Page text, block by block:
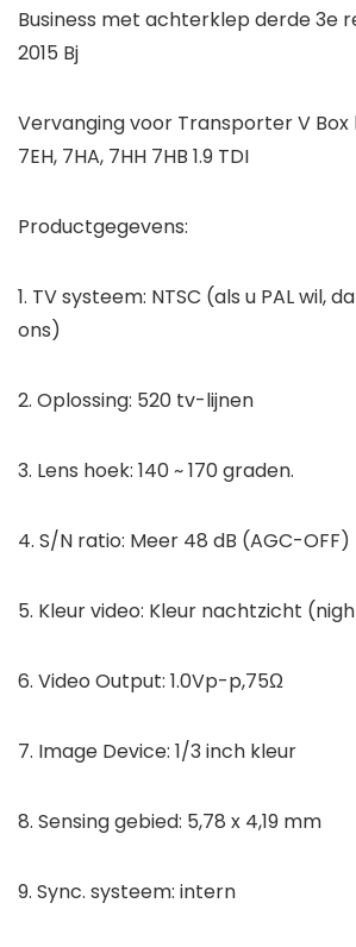
Business met achterklep derde 3e
2015 Bj
Vervanging voor Transporter V Box
7EH, 7HA, 7HH 7HB 1.9 TDI
Productgegevens:
1. TV systeem: NTSC (als u PAL wil,
ons)
2. Oplossing: 520 tv-lijnen
3. Lens hoek: 140 ~ 170 graden.
4. S/N ratio: Meer 48 dB (AGC-OFF)
5. Kleur video: Kleur nachtzicht
6. Video Output: 1.0Vp-p,75Ω
7. Image Device: 1/3 inch kleur
8. Sensing gebied: 5,78 x 4,19 mm
9. Sync. systeem: intern